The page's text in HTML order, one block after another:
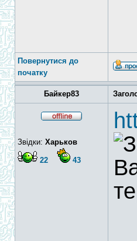
Повернутися до
початку
Байкер83
Звідки: Харьков
22 43